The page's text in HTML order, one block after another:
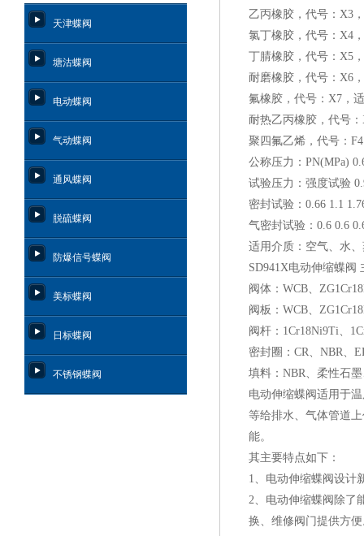
天津蝶阀
塘沽蝶阀
电动蝶阀
气动蝶阀
通风蝶阀
脱硫蝶阀
防爆信号蝶阀
美标蝶阀
日标蝶阀
不锈钢蝶阀
乙丙橡胶，代号： X3
氯丁橡胶，代号： X4
丁腈橡胶，代号： X5
耐磨橡胶，代号： X6
氟橡胶，代号： X7 ，
耐热乙丙橡胶，代号：
聚四氟乙烯，代号： F4
公称压力： PN(MPa)
试验压力：强度试验
密封试验： 0.66 1.1
气密封试验： 0.6 0.6
适用介质：空气、水
SD941X电动伸缩蝶阀
阀体： WCB、
阀板： WCB、
阀杆： 1Cr18Ni9Ti、
密封圈： CR、 NBR、
填料： NBR、柔性石
电动伸缩蝶阀适用于
等给排水、气体管道
能。
其主要特点如下：
1、电动伸缩蝶阀设计
2、电动伸缩蝶阀除了
换、维修阀门提供方